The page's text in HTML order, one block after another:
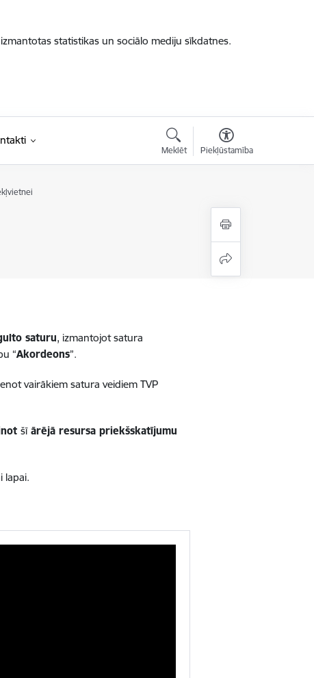
statistikas un sociālo mediju sīkdatnes.
Meklēt Piekļūstamība
saturu, izmantojot satura
“Akordeons”.
vairākiem satura veidiem TVP
šīārējā resursa priekšskatījumu
lapai.